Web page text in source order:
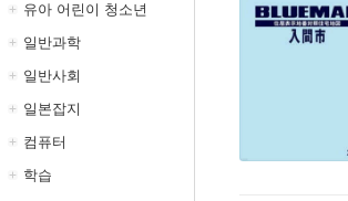
유아 어린이 청소년
일반과학
일반사회
일본잡지
컴퓨터
학습